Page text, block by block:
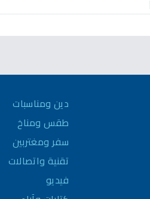
دين ومناسبات
طقس ومناخ
سفر ومغتربين
تقنية واتصالات
فيديو